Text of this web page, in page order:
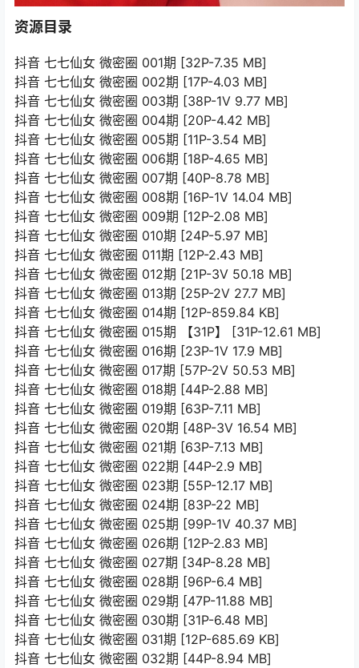
资源目录
抖音 七七仙女 微密圈 001期 [32P-7.35 MB]
抖音 七七仙女 微密圈 002期 [17P-4.03 MB]
抖音 七七仙女 微密圈 003期 [38P-1V 9.77 MB]
抖音 七七仙女 微密圈 004期 [20P-4.42 MB]
抖音 七七仙女 微密圈 005期 [11P-3.54 MB]
抖音 七七仙女 微密圈 006期 [18P-4.65 MB]
抖音 七七仙女 微密圈 007期 [40P-8.78 MB]
抖音 七七仙女 微密圈 008期 [16P-1V 14.04 MB]
抖音 七七仙女 微密圈 009期 [12P-2.08 MB]
抖音 七七仙女 微密圈 010期 [24P-5.97 MB]
抖音 七七仙女 微密圈 011期 [12P-2.43 MB]
抖音 七七仙女 微密圈 012期 [21P-3V 50.18 MB]
抖音 七七仙女 微密圈 013期 [25P-2V 27.7 MB]
抖音 七七仙女 微密圈 014期 [12P-859.84 KB]
抖音 七七仙女 微密圈 015期 【31P】 [31P-12.61 MB]
抖音 七七仙女 微密圈 016期 [23P-1V 17.9 MB]
抖音 七七仙女 微密圈 017期 [57P-2V 50.53 MB]
抖音 七七仙女 微密圈 018期 [44P-2.88 MB]
抖音 七七仙女 微密圈 019期 [63P-7.11 MB]
抖音 七七仙女 微密圈 020期 [48P-3V 16.54 MB]
抖音 七七仙女 微密圈 021期 [63P-7.13 MB]
抖音 七七仙女 微密圈 022期 [44P-2.9 MB]
抖音 七七仙女 微密圈 023期 [55P-12.17 MB]
抖音 七七仙女 微密圈 024期 [83P-22 MB]
抖音 七七仙女 微密圈 025期 [99P-1V 40.37 MB]
抖音 七七仙女 微密圈 026期 [12P-2.83 MB]
抖音 七七仙女 微密圈 027期 [34P-8.28 MB]
抖音 七七仙女 微密圈 028期 [96P-6.4 MB]
抖音 七七仙女 微密圈 029期 [47P-11.88 MB]
抖音 七七仙女 微密圈 030期 [31P-6.48 MB]
抖音 七七仙女 微密圈 031期 [12P-685.69 KB]
抖音 七七仙女 微密圈 032期 [44P-8.94 MB]